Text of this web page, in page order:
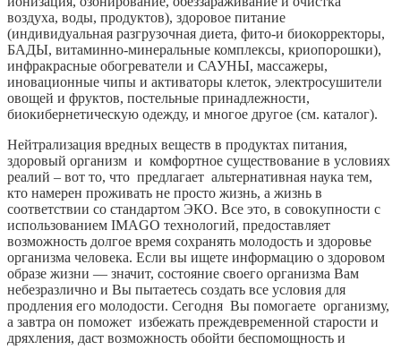
воздуха, воды, продуктов), здоровое питание
(индивидуальная разгрузочная диета, фито-и биокорректоры,
БАДЫ, витаминно-минеральные комплексы, криопорошки),
инфракрасные обогреватели и САУНЫ, массажеры,
иновационные чипы и активаторы клеток, электросушители
овощей и фруктов, постельные принадлежности,
биокибернетическую одежду, и многое другое (см. каталог).
Нейтрализация вредных веществ в продуктах питания,
здоровый организм и комфортное существование в условиях
реалий – вот то, что предлагает альтернативная наука тем,
кто намерен проживать не просто жизнь, а жизнь в
соответствии со стандартом ЭКО. Все это, в совокупности с
использованием IMAGO технологий, предоставляет
возможность долгое время сохранять молодость и здоровье
организма человека. Если вы ищете информацию о здоровом
образе жизни — значит, состояние своего организма Вам
небезразлично и Вы пытаетесь создать все условия для
продления его молодости. Сегодня Вы помогаете организму,
а завтра он поможет избежать преждевременной старости и
дряхления, даст возможность обойти беспомощность и